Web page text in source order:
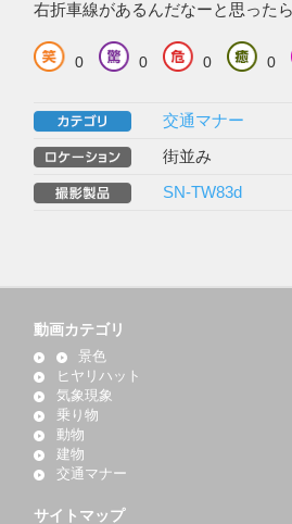
右折車線があるんだなーと思った
0 0 0 0
交通マナー
街並み
SN-TW83d
動画カテゴリ
景色
ヒヤリハット
気象現象
乗り物
動物
建物
交通マナー
サイトマップ